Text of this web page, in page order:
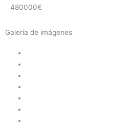
480000€
Galería de imágenes